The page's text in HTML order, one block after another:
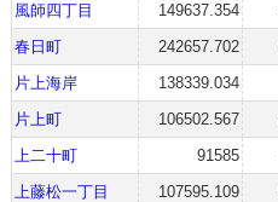
風師四丁目
149637.354
春日町
242657.702
片上海岸
138339.034
片上町
106502.567
上二十町
91585
上藤松一丁目
107595.109